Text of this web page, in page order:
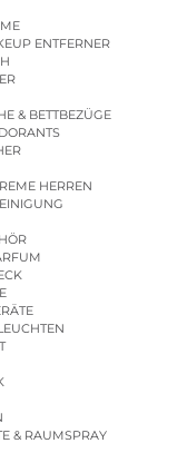
ENTFERNER
& BETTBEZÜGE
HERREN
& RAUMSPRAY